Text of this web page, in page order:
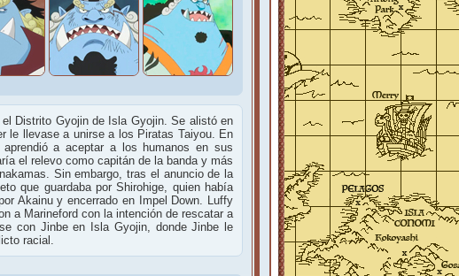
Distrito Gyojin de Isla Gyojin. Se alistó en
le llevase a unirse a los Piratas Taiyou. En
a aceptar a los humanos en sus
el relevo como capitán de la banda y más
Sin embargo, tras el anuncio de la
que guardaba por Shirohige, quien había
Akainu y encerrado en Impel Down. Luffy
a Marineford con la intención de rescatar a
con Jinbe en Isla Gyojin, donde Jinbe le
racial.